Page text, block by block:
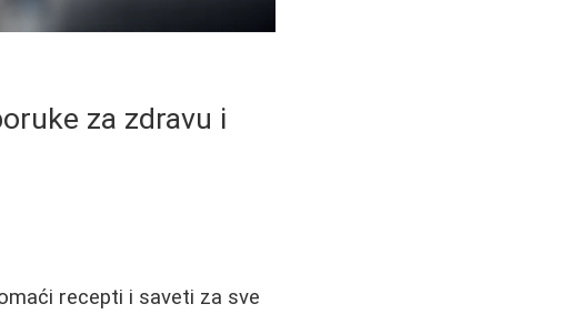
za zdravu i
recepti i saveti za sve